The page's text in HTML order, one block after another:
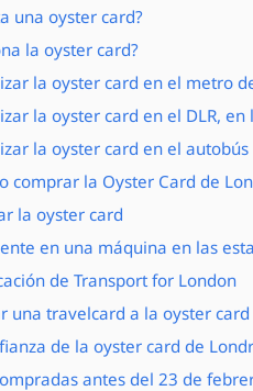
una oyster card?
la oyster card?
la oyster card en el metro
la oyster card en el DLR,
la oyster card en el
comprar la Oyster Card de
la oyster card
en una máquina en las
de Transport for London
una travelcard a la oyster card
de la oyster card de
antes del 23 de